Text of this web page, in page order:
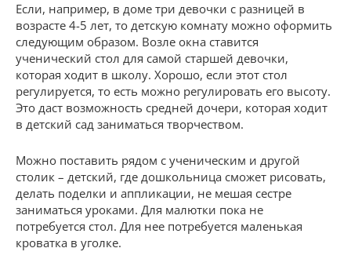
Если, например, в доме три девочки с разницей в
возрасте 4-5 лет, то детскую комнату можно оформить
следующим образом. Возле окна ставится
ученический стол для самой старшей девочки,
которая ходит в школу. Хорошо, если этот стол
регулируется, то есть можно регулировать его высоту.
Это даст возможность средней дочери, которая ходит
в детский сад заниматься творчеством.
Можно поставить рядом с ученическим и другой
столик – детский, где дошкольница сможет рисовать,
делать поделки и аппликации, не мешая сестре
заниматься уроками. Для малютки пока не
потребуется стол. Для нее потребуется маленькая
кроватка в уголке.